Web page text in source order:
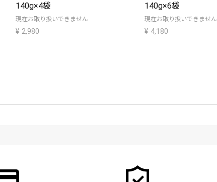
140g×4袋
現在お取り扱いできません
¥ 2,980
140g×6袋
現在お取り扱いできません
¥ 4,180